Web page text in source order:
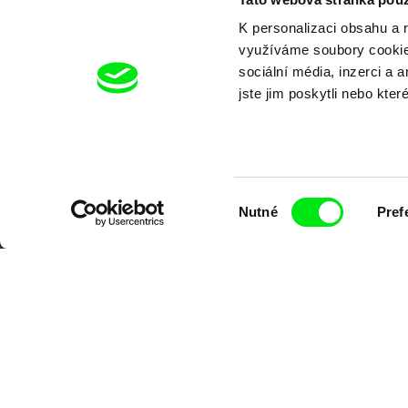
K personalizaci obsahu
využíváme soubory
sociální média, inzerci a
jste jim poskytli nebo
Nutné